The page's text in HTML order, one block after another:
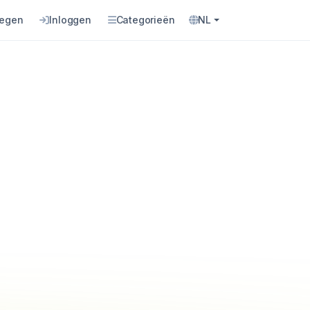
Inloggen Categorieën NL